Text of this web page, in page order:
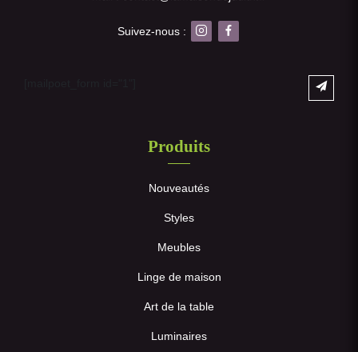
Suivez-nous :
Produits
Nouveautés
Styles
Meubles
Linge de maison
Art de la table
Luminaires